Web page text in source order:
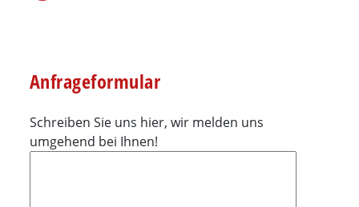
Anfrageformular
Schreiben Sie uns hier, wir melden uns
umgehend bei Ihnen!